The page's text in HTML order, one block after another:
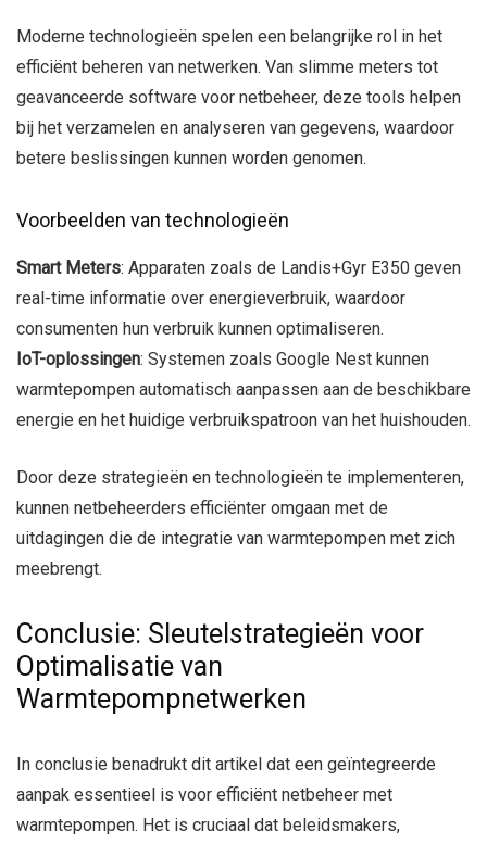
Moderne technologieën spelen een belangrijke rol in het
efficiënt beheren van netwerken. Van slimme meters tot
geavanceerde software voor netbeheer, deze tools helpen
bij het verzamelen en analyseren van gegevens, waardoor
betere beslissingen kunnen worden genomen.
Voorbeelden van technologieën
Smart Meters: Apparaten zoals de Landis+Gyr E350 geven
real-time informatie over energieverbruik, waardoor
consumenten hun verbruik kunnen optimaliseren.
IoT-oplossingen: Systemen zoals Google Nest kunnen
warmtepompen automatisch aanpassen aan de beschikbare
energie en het huidige verbruikspatroon van het huishouden.
Door deze strategieën en technologieën te implementeren,
kunnen netbeheerders efficiënter omgaan met de
uitdagingen die de integratie van warmtepompen met zich
meebrengt.
Conclusie: Sleutelstrategieën voor
Optimalisatie van
Warmtepompnetwerken
In conclusie benadrukt dit artikel dat een geïntegreerde
aanpak essentieel is voor efficiënt netbeheer met
warmtepompen. Het is cruciaal dat beleidsmakers,